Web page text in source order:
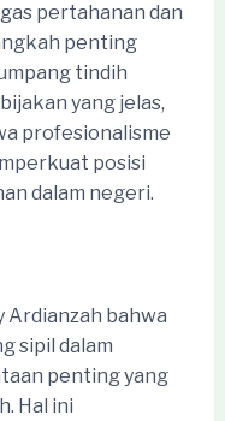
pertahanan dan
penting
tindih
yang jelas,
profesionalisme
posisi
dalam negeri.
Ardianzah bahwa
sipil dalam
penting yang
Hal ini